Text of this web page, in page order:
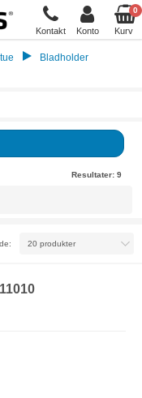
Kontakt Konto
0
Kurv
Bladholder
Resultater: 9